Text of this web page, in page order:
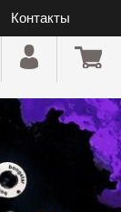
Контакты